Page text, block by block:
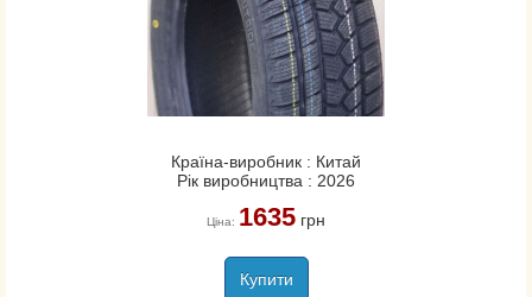
Країна-виробник : Китай
Рік виробництва : 2026
Ціна: 1635грн
Купити